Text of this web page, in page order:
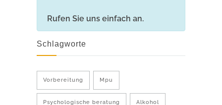
Rufen Sie uns einfach an.
Schlagworte
Vorbereitung Mpu
Psychologische beratung Alkohol